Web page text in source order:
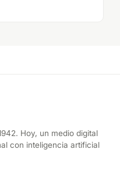
Hoy, un medio digital
con inteligencia artificial